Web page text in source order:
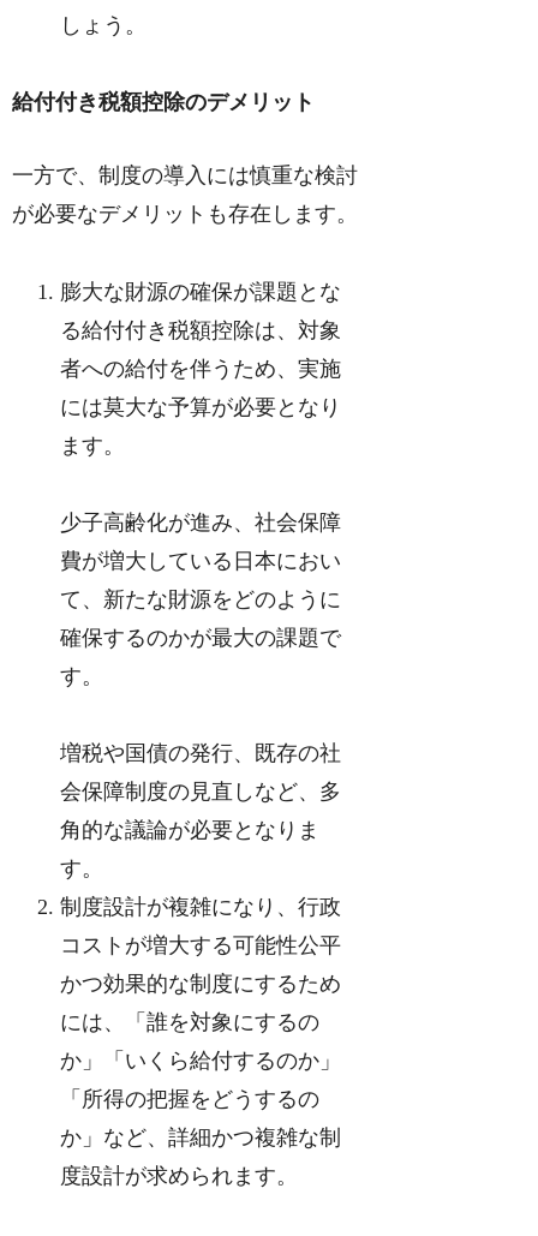
しょう。
給付付き税額控除のデメリット
一方で、制度の導入には慎重な検討
が必要なデメリットも存在します。
膨大な財源の確保が課題とな
る給付付き税額控除は、対象
者への給付を伴うため、実施
には莫大な予算が必要となり
ます。
少子高齢化が進み、社会保障
費が増大している日本におい
て、新たな財源をどのように
確保するのかが最大の課題で
す。
増税や国債の発行、既存の社
会保障制度の見直しなど、多
角的な議論が必要となりま
す。
制度設計が複雑になり、行政
コストが増大する可能性公平
かつ効果的な制度にするため
には、「誰を対象にするの
か」「いくら給付するのか」
「所得の把握をどうするの
か」など、詳細かつ複雑な制
度設計が求められます。